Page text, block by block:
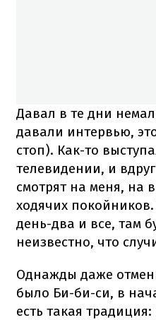
Давал в те дни
давали интервью,
стоп). Как-то
телевидении, и
смотрят на меня, на
ходячих
день-два и все, там
неизвестно, что
Однажды даже
было Би-би-си, в
есть такая